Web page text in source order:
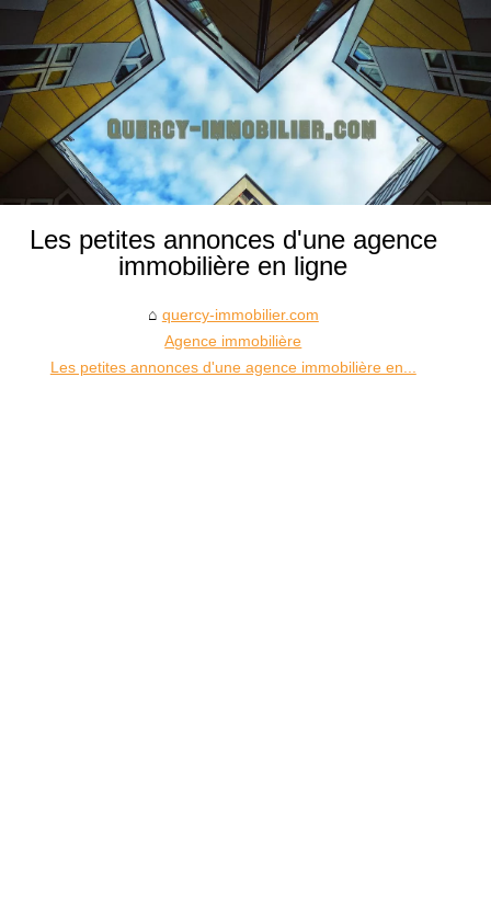
Les petites annonces d'une agence
immobilière en ligne
quercy-immobilier.com
Agence immobilière
Les petites annonces d'une agence immobilière en...